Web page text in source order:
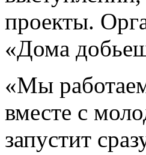
проекты.
«Дома
«Мы
вместе с
запустит